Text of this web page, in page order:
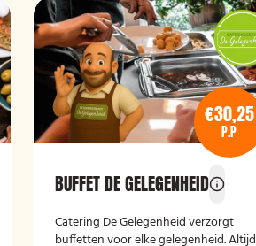
€30,25
P.P
BUFFET DE GELEGENHEID
Catering De Gelegenheid verzorgt
buffetten voor elke gelegenheid. Altijd